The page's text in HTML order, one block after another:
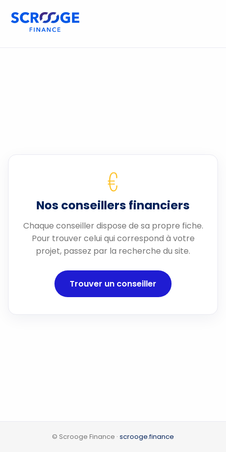
€
Nos conseillers financiers
Chaque conseiller dispose de sa propre fiche.
Pour trouver celui qui correspond à votre
projet, passez par la recherche du site.
Trouver un conseiller
© Scrooge Finance · scrooge.finance